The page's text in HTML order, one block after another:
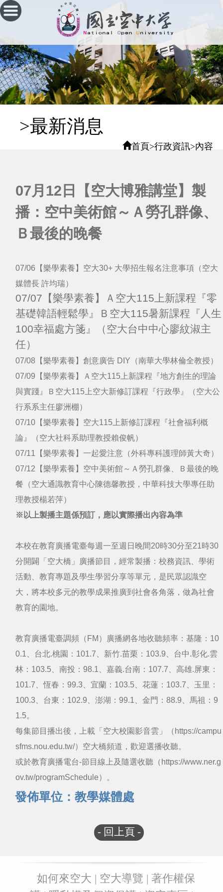
跳
到
要
內
容
區
塊
>最新消息
首頁>行政資訊>內容
07月12日【空大博雅講堂】製
播：空中美術館～Ａ勞孔群像、
Ｂ最後的晚餐
07/06【樂學素養】空大30+ 大學招生報名注意事項（空大
媒體長 許均瑞）
07/07【樂學素養】Ａ空大115上新課程『零
基礎韓語輕鬆學』Ｂ空大115暑新課程『人生
100幸福處方箋』（空大台中中心廖紋淑主
任）
07/08【樂學素養】創意廣告 DIY（南華大學林倫全教授）
07/09【樂學素養】Ａ空大115上新課程『地方創生的理論
與實踐』Ｂ空大115上空大新修訂課程『行政學』（空大公
行系系主任廖洲棚）
07/10【樂學素養】空大115上新修訂課程『社會福利概
論』（空大社科系助理教授賴俊帆）
07/11【樂學素養】一起愛注意（外科專科護理師黃大奇）
07/12【樂學素養】空中美術館～Ａ勞孔群像、Ｂ最後的晚
餐（空大通識教育中心陳德馨教授，中華科技大學專任助
理教授楊若萍）
※以上製播主題係預訂，應以實際播出內容為準
本校在教育廣播電臺每週一至週日晚間20時30分至21時30
分開闢「空大橋」廣播節目，經常製播：校務資訊、學術
活動、教育專題及學生學習分享等單元，是民眾認識空
大，將本校多元的教學成果推廣到社會各角落，做為社會
教育的園地。
教育廣播電臺調頻（FM）廣播網各地收聽頻率：基隆：10
0.1、台北.桃園：101.7、新竹.苗栗：103.9、台中.彰化.雲
林：103.5、南投：98.1、嘉義.台南：107.7、高雄.屏東：
101.7、恆春：99.3、宜蘭：103.5、花蓮：103.7、玉里：
100.3、台東：102.9、澎湖：99.1、金門：88.9、馬祖：9
1.5。
每集節目播出後，上載「空大校園影音雲」（ https://campu
sfms.nou.edu.tw/）空大橋頻道，歡迎選播收聽。
或於教育廣播電台-節目線上及隨選收聽（ https://www.ner.g
ov.tw/programSchedule）。
發佈單位：教學媒體處
- 回上頁 -
如何來空大 | 空大導覽 | 著作權保